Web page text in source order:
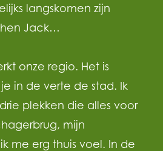
langskomen zijn
Jack…
onze regio. Het is
in de verte de stad. Ik
plekken die alles voor
mijn
me erg thuis voel. In de